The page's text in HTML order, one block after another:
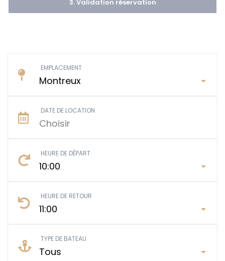
3. Validation réservation
EMPLACEMENT
DATE DE LOCATION
HEURE DE DÉPART
HEURE DE RETOUR
TYPE DE BATEAU